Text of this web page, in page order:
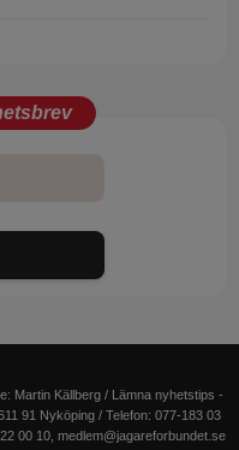
Martin Källberg / Lämna nyhetstips -
91 Nyköping / Telefon: 077-183 03
00 10, medlem@jagareforbundet.se